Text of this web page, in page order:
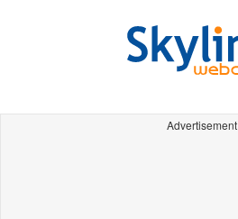
Advertisement